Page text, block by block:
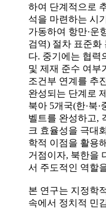
하여 단계적으로
석을 마련하는 시
가동하여 항만·운
검역) 절차 표준화
다. 중기에는 협력
및 제재 준수 여부
조건부 연계를 추
완성되는 단계로
북아 5개국(한·북
벨트를 완성하고,
크 효율성을 극대
학적 이점을 활용
거점이자, 북한을
서 주도적인 역할
본 연구는 지정학
속에서 정치적 민